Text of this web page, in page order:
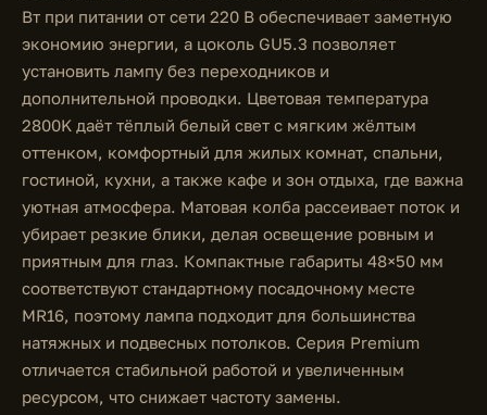
Вт при питании от сети 220 В обеспечивает заметную
экономию энергии, а цоколь GU5.3 позволяет
установить лампу без переходников и
дополнительной проводки. Цветовая температура
2800K даёт тёплый белый свет с мягким жёлтым
оттенком, комфортный для жилых комнат, спальни,
гостиной, кухни, а также кафе и зон отдыха, где важна
уютная атмосфера. Матовая колба рассеивает поток и
убирает резкие блики, делая освещение ровным и
приятным для глаз. Компактные габариты 48×50 мм
соответствуют стандартному посадочному месте
MR16, поэтому лампа подходит для большинства
натяжных и подвесных потолков. Серия Premium
отличается стабильной работой и увеличенным
ресурсом, что снижает частоту замены.